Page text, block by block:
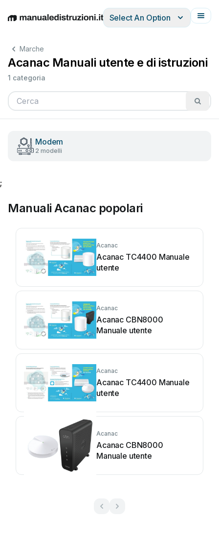
EnglishDeutschEspañolItalianoFrançais
Select An Option
Marche
Acanac Manuali utente e di istruzioni
1 categoria
Modem
2 modelli
;
Manuali Acanac popolari
Acanac
Acanac TC4400 Manuale
utente
Acanac
Acanac CBN8000
Manuale utente
Acanac
Acanac TC4400 Manuale
utente
Acanac
Acanac CBN8000
Manuale utente